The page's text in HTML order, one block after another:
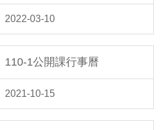
2022-03-10
110-1公開課行事曆
2021-10-15